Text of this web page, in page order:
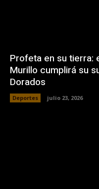
Profeta en su tierra:
Murillo cumplirá su
Dorados
Deportes julio 23, 2026